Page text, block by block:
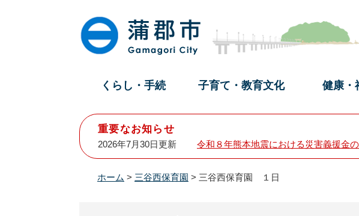
くらし・手続 子育て・教育文化 健康・
重要なお知らせ
2026年7月30日更新 令和８年熊本地震における災害義援金
ホーム > 三谷西保育園 > 三谷西保育園 １日